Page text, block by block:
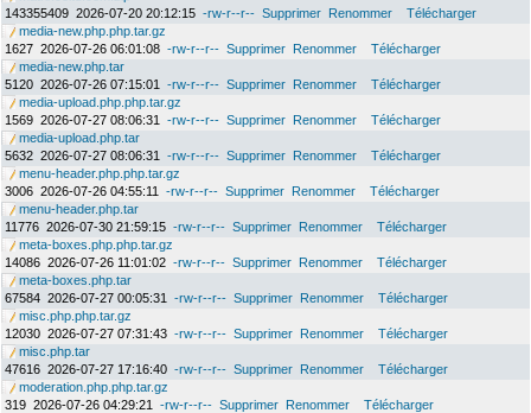
143355409 2026-07-20 20:12:15 -rw-r--r-- Supprimer Renommer
Télécharger
media-new.php.php.tar.gz
1627 2026-07-26 06:01:08 -rw-r--r-- Supprimer Renommer
Télécharger
media-new.php.tar
5120 2026-07-26 07:15:01 -rw-r--r-- Supprimer Renommer
Télécharger
media-upload.php.php.tar.gz
1569 2026-07-27 08:06:31 -rw-r--r-- Supprimer Renommer
Télécharger
media-upload.php.tar
5632 2026-07-27 08:06:31 -rw-r--r-- Supprimer Renommer
Télécharger
menu-header.php.php.tar.gz
3006 2026-07-26 04:55:11 -rw-r--r-- Supprimer Renommer
Télécharger
menu-header.php.tar
11776 2026-07-30 21:59:15 -rw-r--r-- Supprimer Renommer
Télécharger
meta-boxes.php.php.tar.gz
14086 2026-07-26 11:01:02 -rw-r--r-- Supprimer Renommer
Télécharger
meta-boxes.php.tar
67584 2026-07-27 00:05:31 -rw-r--r-- Supprimer Renommer
Télécharger
misc.php.php.tar.gz
12030 2026-07-27 07:31:43 -rw-r--r-- Supprimer Renommer
Télécharger
misc.php.tar
47616 2026-07-27 17:16:40 -rw-r--r-- Supprimer Renommer
Télécharger
moderation.php.php.tar.gz
319 2026-07-26 04:29:21 -rw-r--r-- Supprimer Renommer
Télécharger